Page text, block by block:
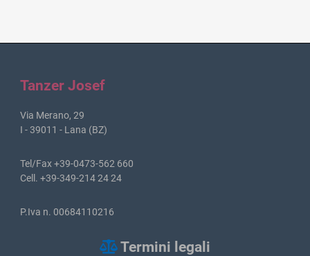
Tanzer Josef
Via Merano, 29
I - 39011 - Lana (BZ)
Tel/Fax +39-0473-562 660
Cell. +39-349-214 24 24
P.Iva n. 00684110216
Termini legali